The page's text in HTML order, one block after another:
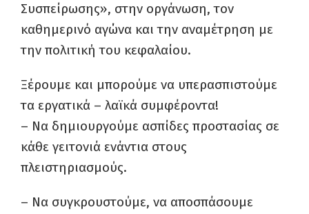
Συσπείρωσης», στην οργάνωση, τον
καθημερινό αγώνα και την αναμέτρηση με
την πολιτική του κεφαλαίου.
Ξέρουμε και μπορούμε να υπερασπιστούμε
τα εργατικά – λαϊκά συμφέροντα!
– Να δημιουργούμε ασπίδες προστασίας σε
κάθε γειτονιά ενάντια στους
πλειστηριασμούς.
– Να συγκρουστούμε, να αποσπάσουμε